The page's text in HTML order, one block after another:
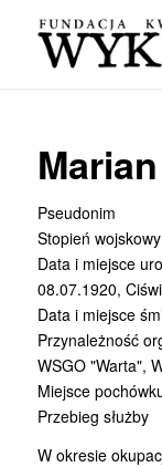
Pseudonim
Stopień wojskowy
Data i miejsce
08.07.1920,
Data i miejsce
Przynależność
WSGO "Warta",
Miejsce
Przebieg służby
W okresie